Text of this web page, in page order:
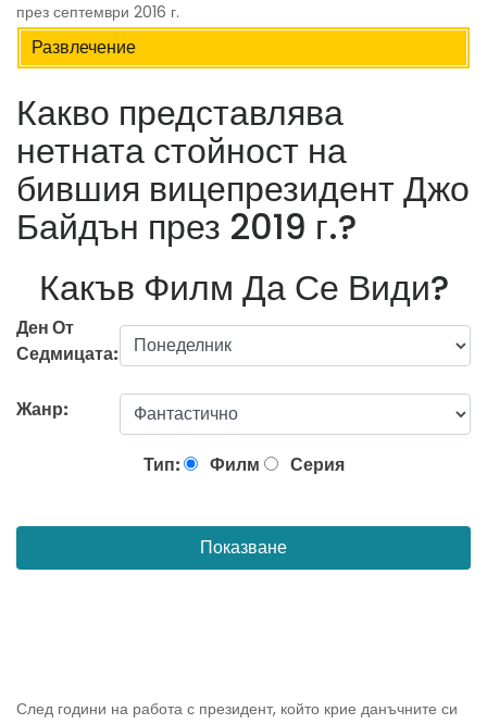
през септември 2016 г.
Развлечение
Какво представлява
нетната стойност на
бившия вицепрезидент Джо
Байдън през 2019 г.?
Какъв Филм Да Се Види?
Ден От
Седмицата:
Жанр:
Тип: Филм Серия
Показване
След години на работа с президент, който крие данъчните си